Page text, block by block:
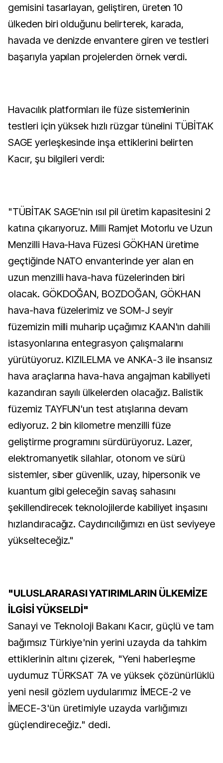
gemisini tasarlayan, geliştiren, üreten 10
ülkeden biri olduğunu belirterek, karada,
havada ve denizde envantere giren ve testleri
başarıyla yapılan projelerden örnek verdi.
Havacılık platformları ile füze sistemlerinin
testleri için yüksek hızlı rüzgar tünelini TÜBİTAK
SAGE yerleşkesinde inşa ettiklerini belirten
Kacır, şu bilgileri verdi:
"TÜBİTAK SAGE'nin ısıl pil üretim kapasitesini 2
katına çıkarıyoruz. Milli Ramjet Motorlu ve Uzun
Menzilli Hava-Hava Füzesi GÖKHAN üretime
geçtiğinde NATO envanterinde yer alan en
uzun menzilli hava-hava füzelerinden biri
olacak. GÖKDOĞAN, BOZDOĞAN, GÖKHAN
hava-hava füzelerimiz ve SOM-J seyir
füzemizin milli muharip uçağımız KAAN'ın dahili
istasyonlarına entegrasyon çalışmalarını
yürütüyoruz. KIZILELMA ve ANKA-3 ile insansız
hava araçlarına hava-hava angajman kabiliyeti
kazandıran sayılı ülkelerden olacağız. Balistik
füzemiz TAYFUN'un test atışlarına devam
ediyoruz. 2 bin kilometre menzilli füze
geliştirme programını sürdürüyoruz. Lazer,
elektromanyetik silahlar, otonom ve sürü
sistemler, siber güvenlik, uzay, hipersonik ve
kuantum gibi geleceğin savaş sahasını
şekillendirecek teknolojilerde kabiliyet inşasını
hızlandıracağız. Caydırıcılığımızı en üst seviyeye
yükselteceğiz."
"ULUSLARARASI YATIRIMLARIN ÜLKEMİZE
İLGİSİ YÜKSELDİ"
Sanayi ve Teknoloji Bakanı Kacır, güçlü ve tam
bağımsız Türkiye'nin yerini uzayda da tahkim
ettiklerinin altını çizerek, "Yeni haberleşme
uydumuz TÜRKSAT 7A ve yüksek çözünürlüklü
yeni nesil gözlem uydularımız İMECE-2 ve
İMECE-3'ün üretimiyle uzayda varlığımızı
güçlendireceğiz." dedi.